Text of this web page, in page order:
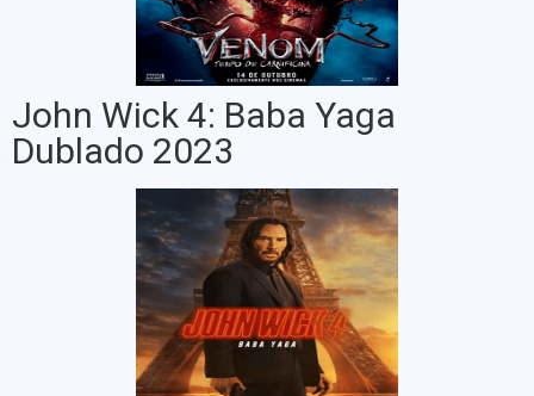
John Wick 4: Baba Yaga
Dublado 2023